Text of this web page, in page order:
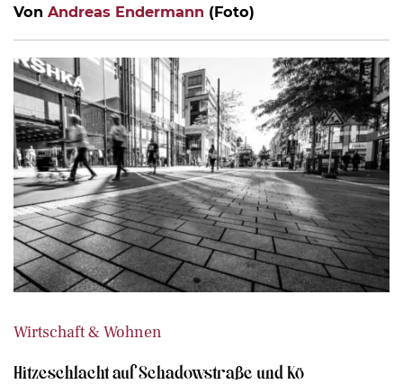
Von Andreas Endermann (Foto)
Wirtschaft & Wohnen
Hitzeschlacht auf Schadowstraße und Kö